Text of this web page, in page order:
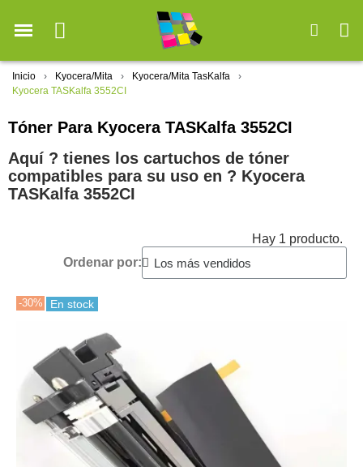
Inicio Kyocera/Mita
Kyocera/Mita TasKalfa
Kyocera TASKalfa 3552CI
Tóner Para Kyocera TASKalfa 3552CI
Aquí ? tienes los cartuchos de tóner
compatibles para su uso en ?️ Kyocera
TASKalfa 3552CI
Hay 1 producto.
Ordenar por:
-30% En stock